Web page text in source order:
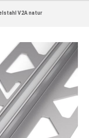
V2A natur